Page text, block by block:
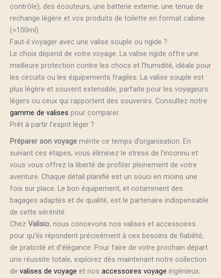
contrôle), des écouteurs, une batterie externe, une tenue de
rechange légère et vos produits de toilette en format cabine
(<100ml).
Faut-il voyager avec une valise souple ou rigide ?
Le choix dépend de votre voyage. La valise rigide offre une
meilleure protection contre les chocs et l’humidité, idéale pour
les circuits ou les équipements fragiles. La valise souple est
plus légère et souvent extensible, parfaite pour les voyageurs
légers ou ceux qui rapportent des souvenirs. Consultez notre
gamme de valises pour comparer.
Prêt à partir l’esprit léger ?
Préparer son voyage mérite ce temps d’organisation. En
suivant ces étapes, vous éliminez le stress de l’inconnu et
vous vous offrez la liberté de profiter pleinement de votre
aventure. Chaque détail planifié est un souci en moins une
fois sur place. Le bon équipement, et notamment des
bagages adaptés et de qualité, est le partenaire indispensable
de cette sérénité.
Chez Valisio, nous concevons nos valises et accessoires
pour qu’ils répondent précisément à ces besoins de fiabilité,
de praticité et d’élégance. Pour faire de votre prochain départ
une réussite totale, explorez dès maintenant notre collection
de valises de voyage et nos accessoires voyage ingénieux.